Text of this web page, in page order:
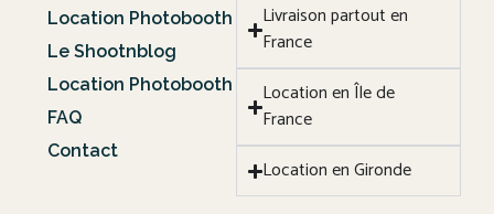
Location Photobooth
Le Shootnblog
Location Photobooth
FAQ
Contact
Livraison partout en
France
Location en Île de
France
Location en Gironde